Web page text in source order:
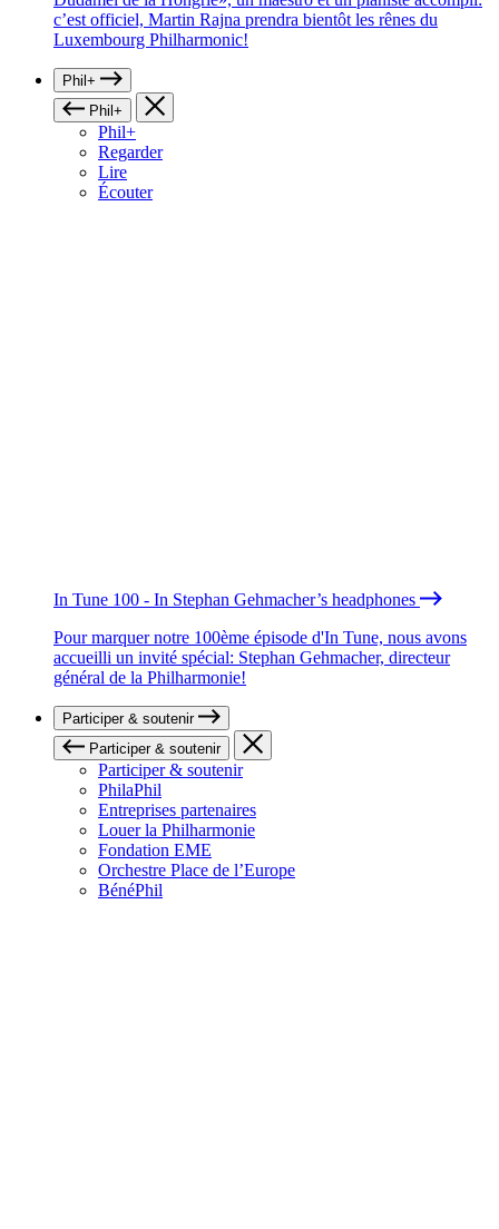
c’est officiel, Martin Rajna prendra bientôt les rênes du
Luxembourg Philharmonic!
Phil+
Phil+
Phil+
Regarder
Lire
Écouter
In Tune 100 - In Stephan Gehmacher’s headphones
Pour marquer notre 100ème épisode d'In Tune, nous avons
accueilli un invité spécial: Stephan Gehmacher, directeur
général de la Philharmonie!
Participer & soutenir
Participer & soutenir
Participer & soutenir
PhilaPhil
Entreprises partenaires
Louer la Philharmonie
Fondation EME
Orchestre Place de l’Europe
BénéPhil